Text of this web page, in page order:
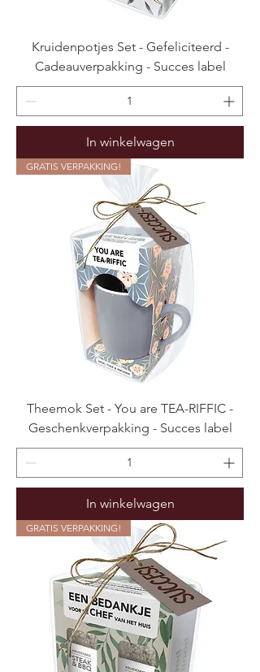
Kruidenpotjes Set - Gefeliciteerd -
Cadeauverpakking - Succes label
In winkelwagen
GRATIS VERPAKKING!
Theemok Set - You are TEA-RIFFIC -
Geschenkverpakking - Succes label
In winkelwagen
GRATIS VERPAKKING!